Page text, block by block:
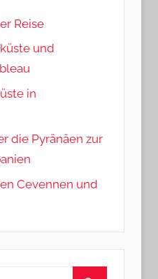
Reise
und
in
die Pyränäen zur
Cevennen und